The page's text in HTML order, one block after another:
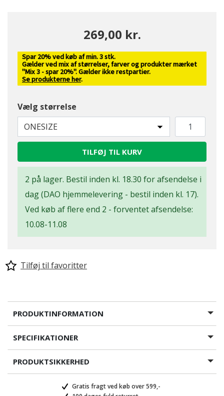
valgte
269,00 kr.
Spar 20% ved køb af min. 3 stk.
Gælder ved mix af størrelser, farver og produkter mærket
"Mix 3 - spar 20%". Gælder ikke restpartier.
Se produkterne her.
Vælg størrelse
ONESIZE
TILFØJ TIL KURV
2 på lager. Bestil inden kl. 18.30 for afsendelse i
dag (DAO hjemmelevering - bestil inden kl. 17).
Ved køb af flere end 2 - forventet afsendelse:
10.08-11.08
Tilføj til favoritter
PRODUKTINFORMATION
SPECIFIKATIONER
PRODUKTSIKKERHED
Gratis fragt ved køb over 599,-